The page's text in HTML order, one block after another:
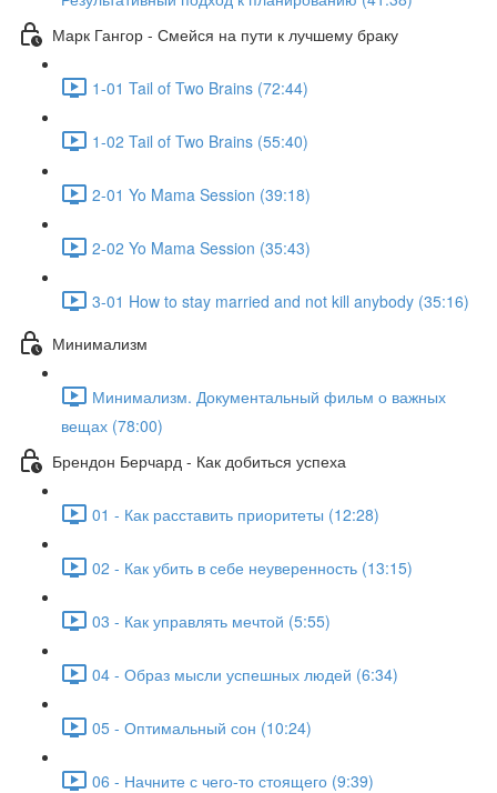
Марк Гангор - Смейся на пути к лучшему браку
1-01 Tail of Two Brains (72:44)
1-02 Tail of Two Brains (55:40)
2-01 Yo Mama Session (39:18)
2-02 Yo Mama Session (35:43)
3-01 How to stay married and not kill anybody (35:16)
Минимализм
Минимализм. Документальный фильм о важных
вещах (78:00)
Брендон Берчард - Как добиться успеха
01 - Как расставить приоритеты (12:28)
02 - Как убить в себе неуверенность (13:15)
03 - Как управлять мечтой (5:55)
04 - Образ мысли успешных людей (6:34)
05 - Оптимальный сон (10:24)
06 - Начните с чего-то стоящего (9:39)